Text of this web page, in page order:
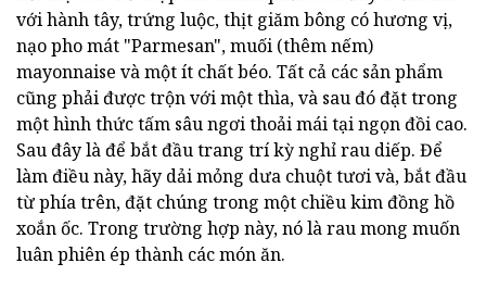
với hành tây, trứng luộc, thịt giăm bông có hương vị,
nạo pho mát "Parmesan", muối (thêm nếm)
mayonnaise và một ít chất béo. Tất cả các sản phẩm
cũng phải được trộn với một thìa, và sau đó đặt trong
một hình thức tấm sâu ngơi thoải mái tại ngọn đồi cao.
Sau đây là để bắt đầu trang trí kỳ nghỉ rau diếp. Để
làm điều này, hãy dải mỏng dưa chuột tươi và, bắt đầu
từ phía trên, đặt chúng trong một chiều kim đồng hồ
xoắn ốc. Trong trường hợp này, nó là rau mong muốn
luân phiên ép thành các món ăn.